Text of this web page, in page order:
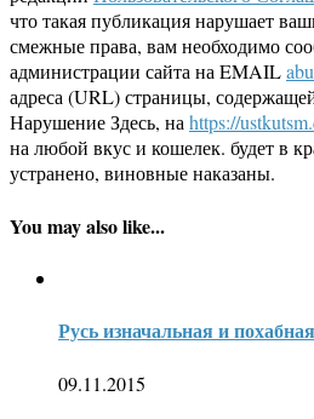
что такая публикация нарушает
смежные права, вам необходимо
администрации сайта на EMAIL
адреса (URL) страницы,
Нарушение Здесь, наhttps://
на любой вкус и кошелек. будет в
устранено, виновные наказаны.
You may also like...
Русь изначальная и
09.11.2015